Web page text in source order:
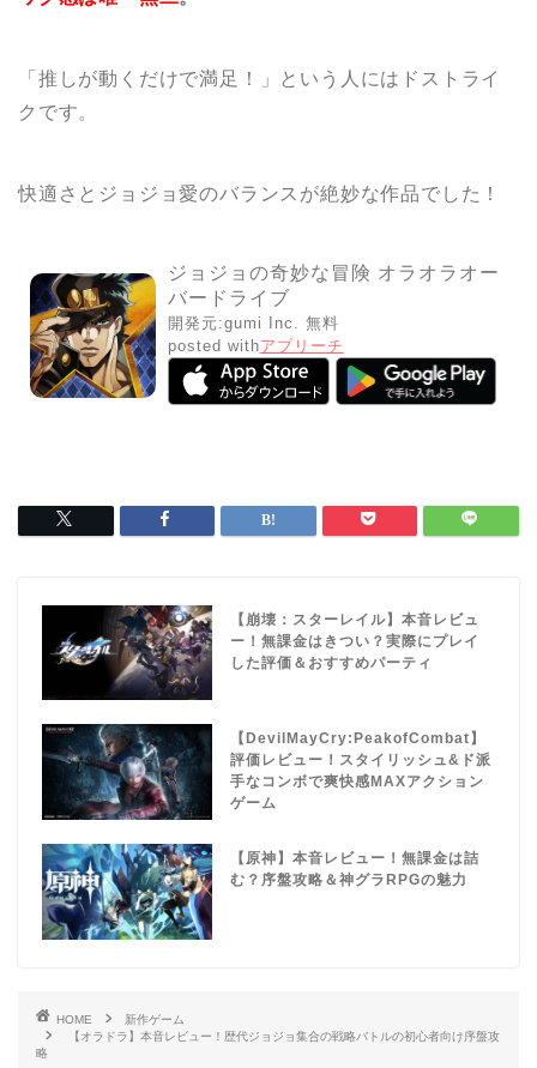
「推しが動くだけで満足！」という人にはドストライ
クです。
快適さとジョジョ愛のバランスが絶妙な作品でした！
ジョジョの奇妙な冒険 オラオラオー
バードライブ
開発元:gumi Inc.
無料
posted withアプリーチ
【崩壊：スターレイル】本音レビュ
ー！無課金はきつい？実際にプレイ
した評価＆おすすめパーティ
【DevilMayCry:PeakofCombat】
評価レビュー！スタイリッシュ&ド派
手なコンボで爽快感MAXアクション
ゲーム
【原神】本音レビュー！無課金は詰
む？序盤攻略＆神グラRPGの魅力
HOME
新作ゲーム
【オラドラ】本音レビュー！歴代ジョジョ集合の戦略バトルの初心者向け序盤攻
略